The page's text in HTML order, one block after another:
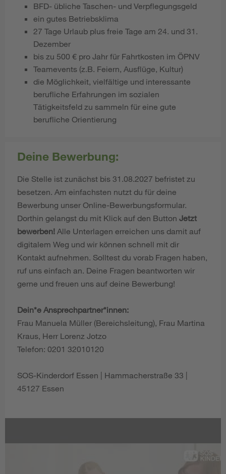
BFD- übliche Taschen- und Verpflegungsgeld
ein gutes Betriebsklima
27 Tage Urlaub plus freie Tage am 24. und 31.
Dezember
bis zu 500 € pro Jahr für Fahrtkosten im ÖPNV
Teamevents (z.B. Feiern, Ausflüge, Kultur)
die Möglichkeit, vielfältige und interessante
berufliche Erfahrungen im sozialen
Tätigkeitsfeld zu sammeln für eine gute
berufliche Orientierung
Deine Bewerbung:
Die Stelle ist zunächst bis 31.08.2027 befristet zu
besetzen. Am einfachsten nutzt du für deine
Bewerbung unser Online-Bewerbungsformular.
Dorthin gelangst du mit Klick auf den Button Jetzt
bewerben! Alle Unterlagen erreichen uns damit auf
digitalem Weg und wir können schnell mit dir
Kontakt aufnehmen. Solltest du vorab Fragen haben,
ruf uns einfach an. Deine Fragen beantworten wir
gerne und freuen uns auf deine Bewerbung!
Dein*e Ansprechpartner*innen:
Frau Manuela Müller (Bereichsleitung), Frau Martina
Kraus, Herr Lorenz Jotzo
Telefon: 0201 32010120
SOS-Kinderdorf Essen | Hammacherstraße 33 |
45127 Essen